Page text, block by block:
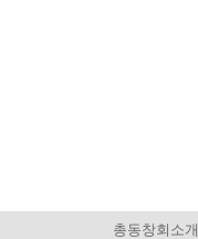
총동창회소개